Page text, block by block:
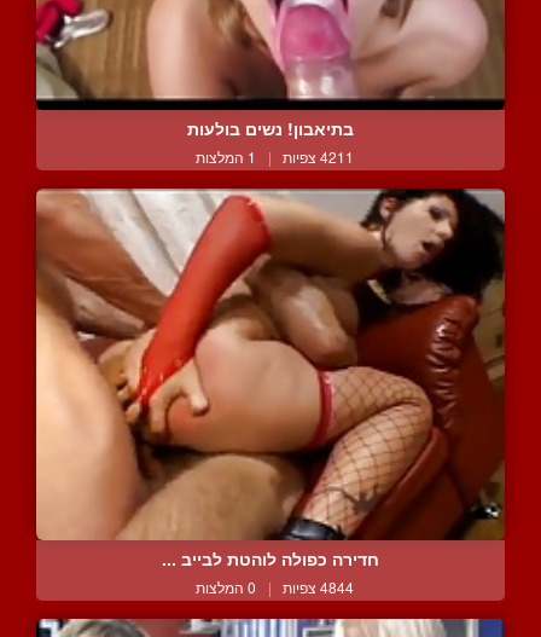
בתיאבון! נשים בולעות
4211 צפיות | 1 המלצות
חדירה כפולה לוהטת לבייב ...
4844 צפיות | 0 המלצות